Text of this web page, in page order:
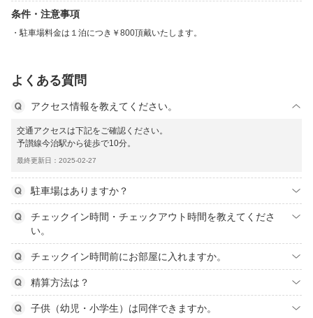
条件・注意事項
駐車場料金は１泊につき￥800頂戴いたします。
よくある質問
アクセス情報を教えてください。
交通アクセスは下記をご確認ください。
予讃線今治駅から徒歩で10分。
最終更新日：2025-02-27
駐車場はありますか？
チェックイン時間・チェックアウト時間を教えてくださ
い。
チェックイン時間前にお部屋に入れますか。
精算方法は？
子供（幼児・小学生）は同伴できますか。